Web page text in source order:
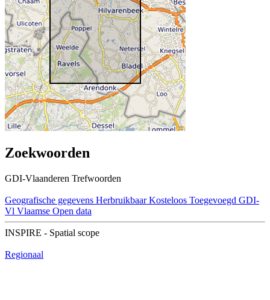
Zoekwoorden
GDI-Vlaanderen Trefwoorden
Geografische gegevens Herbruikbaar Kosteloos Toegevoegd GDI-
Vl Vlaamse Open data
INSPIRE - Spatial scope
Regionaal